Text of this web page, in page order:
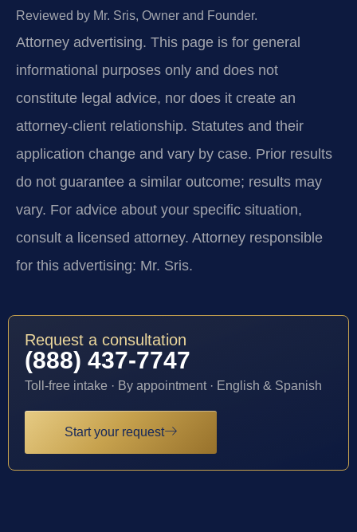
Reviewed by Mr. Sris, Owner and Founder.
Attorney advertising. This page is for general
informational purposes only and does not
constitute legal advice, nor does it create an
attorney-client relationship. Statutes and their
application change and vary by case. Prior results
do not guarantee a similar outcome; results may
vary. For advice about your specific situation,
consult a licensed attorney. Attorney responsible
for this advertising: Mr. Sris.
Request a consultation
(888) 437-7747
Toll-free intake · By appointment · English & Spanish
Start your request